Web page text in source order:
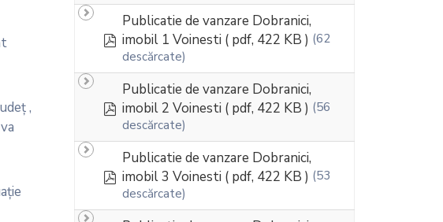
,
pdf
Publicatie de vanzare Dobranici,
imobil 1 Voinesti ( pdf, 422 KB ) (62
descărcate)
pdf
Publicatie de vanzare Dobranici,
imobil 2 Voinesti ( pdf, 422 KB ) (56
descărcate)
pdf
Publicatie de vanzare Dobranici,
imobil 3 Voinesti ( pdf, 422 KB ) (53
descărcate)